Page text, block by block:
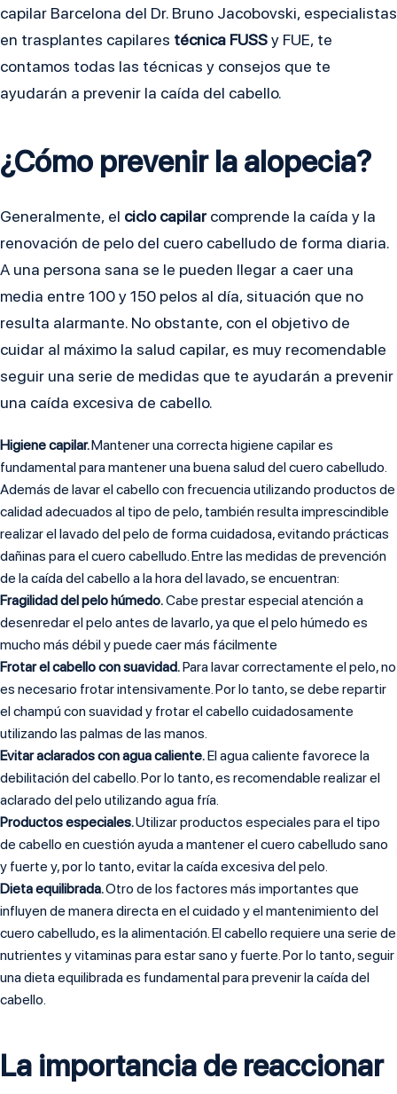
capilar Barcelona del Dr. Bruno Jacobovski, especialistas
en trasplantes capilares técnica FUSSy FUE, te
contamos todas las técnicas y consejos que te
ayudarán a prevenir la caída del cabello.
¿Cómo prevenir la alopecia?
Generalmente, el ciclo capilar comprende la caída y la
renovación de pelo del cuero cabelludo de forma diaria.
A una persona sana se le pueden llegar a caer una
media entre 100 y 150 pelos al día, situación que no
resulta alarmante. No obstante, con el objetivo de
cuidar al máximo la salud capilar, es muy recomendable
seguir una serie de medidas que te ayudarán a prevenir
una caída excesiva de cabello.
Higiene capilar.Mantener una correcta higiene capilar es
fundamental para mantener una buena salud del cuero cabelludo.
Además de lavar el cabello con frecuencia utilizando productos de
calidad adecuados al tipo de pelo, también resulta imprescindible
realizar el lavado del pelo de forma cuidadosa, evitando prácticas
dañinas para el cuero cabelludo. Entre las medidas de prevención
de la caída del cabello a la hora del lavado, se encuentran:
Fragilidad del pelo húmedo.Cabe prestar especial atención a
desenredar el pelo antes de lavarlo, ya que el pelo húmedo es
mucho más débil y puede caer más fácilmente
Frotar el cabello con suavidad.Para lavar correctamente el pelo, no
es necesario frotar intensivamente. Por lo tanto, se debe repartir
el champú con suavidad y frotar el cabello cuidadosamente
utilizando las palmas de las manos.
Evitar aclarados con agua caliente.El agua caliente favorece la
debilitación del cabello. Por lo tanto, es recomendable realizar el
aclarado del pelo utilizando agua fría.
Productos especiales.Utilizar productos especiales para el tipo
de cabello en cuestión ayuda a mantener el cuero cabelludo sano
y fuerte y, por lo tanto, evitar la caída excesiva del pelo.
Dieta equilibrada.Otro de los factores más importantes que
influyen de manera directa en el cuidado y el mantenimiento del
cuero cabelludo, es la alimentación. El cabello requiere una serie de
nutrientes y vitaminas para estar sano y fuerte. Por lo tanto, seguir
una dieta equilibrada es fundamental para prevenir la caída del
cabello.
La importancia de reaccionar